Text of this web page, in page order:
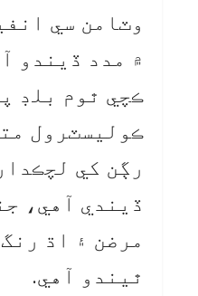
وٽامن سي
۾ مدد ڏيندو
ڪچي ٿوم بلڊ
ڪوليسٽرول
رڳن کي
ڏيندي آهي،
مرضن ۽ اڌ
ٿيندو آهي.